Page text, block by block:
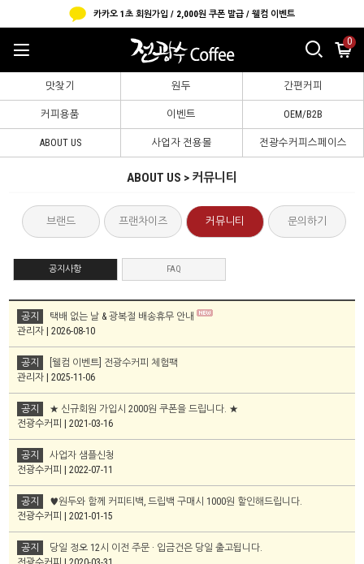
카카오 1초 회원가입 / 2,000원 쿠폰 발급 / 웰컴 이벤트
0
맛찾기 원두 간편커피
커피용품 이벤트 OEM/B2B
ABOUT US 사업자 전용몰 전광수커피스페이스
ABOUT US > 커뮤니티
브랜드 프랜차이즈 커뮤니티 문의하기
공지사항 FAQ
공지
택배 없는 날 & 광복절 배송휴무 안내
관리자 | 2026-08-10
공지
[웰컴 이벤트] 전광수커피 체험팩
관리자 | 2025-11-06
공지
★ 신규회원 가입시 2000원 쿠폰을 드립니다. ★
전광수커피 | 2021-03-16
공지
사업자 샘플신청
전광수커피 | 2022-07-11
공지
♥원두와 함께 커피티백, 드립백 구매시 1000원 할인해드립니다.
전광수커피 | 2021-01-15
공지
당일 정오 12시 이전 주문 · 입금건은 당일 출고됩니다.